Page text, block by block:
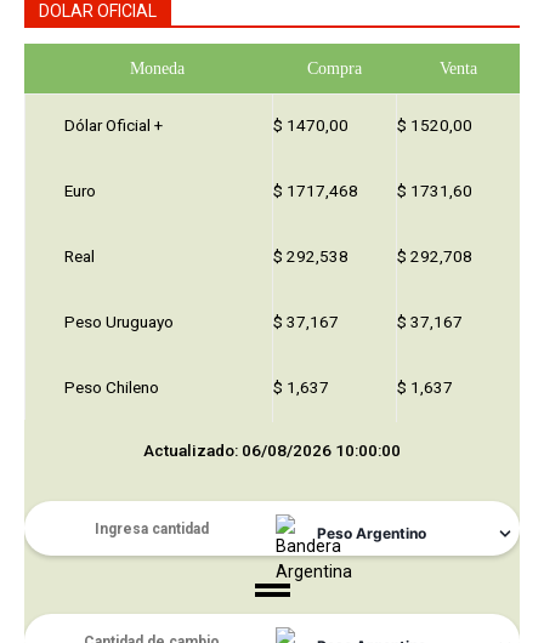
DOLAR OFICIAL
Moneda Compra Venta
Dólar Oficial + $ 1470,00 $ 1520,00
Euro $ 1717,468 $ 1731,60
Real $ 292,538 $ 292,708
Peso Uruguayo $ 37,167 $ 37,167
Peso Chileno $ 1,637 $ 1,637
Actualizado: 06/08/2026 10:00:00